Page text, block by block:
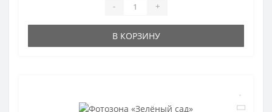
- +
В КОРЗИНУ